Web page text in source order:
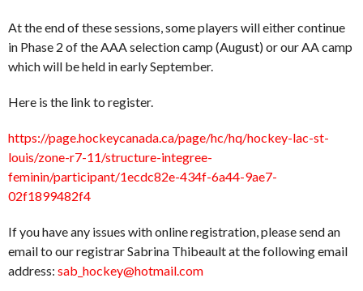
At the end of these sessions, some players will either continue
in Phase 2 of the AAA selection camp (August) or our AA camp
which will be held in early September.
Here is the link to register.
https://page.hockeycanada.ca/page/hc/hq/hockey-lac-st-
louis/zone-r7-11/structure-integree-
feminin/participant/1ecdc82e-434f-6a44-9ae7-
02f1899482f4
If you have any issues with online registration, please send an
email to our registrar Sabrina Thibeault at the following email
address: sab_hockey@hotmail.com